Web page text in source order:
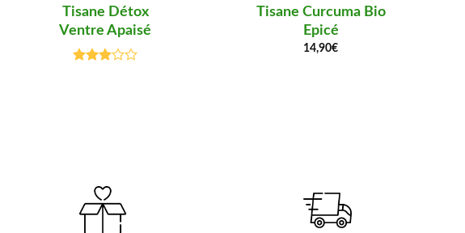
Tisane Détox
Ventre Apaisé
Tisane Curcuma Bio
Epicé
14,90€